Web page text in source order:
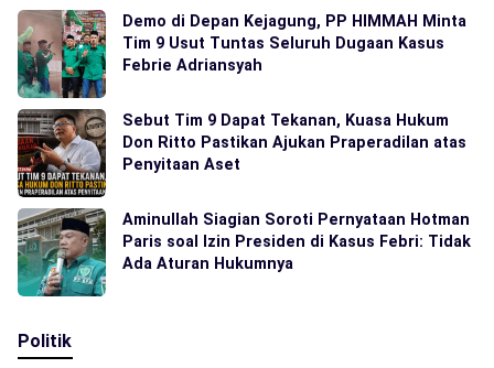
Demo di Depan Kejagung, PP HIMMAH Minta
Tim 9 Usut Tuntas Seluruh Dugaan Kasus
Febrie Adriansyah
Sebut Tim 9 Dapat Tekanan, Kuasa Hukum
Don Ritto Pastikan Ajukan Praperadilan atas
Penyitaan Aset
Aminullah Siagian Soroti Pernyataan Hotman
Paris soal Izin Presiden di Kasus Febri: Tidak
Ada Aturan Hukumnya
Politik